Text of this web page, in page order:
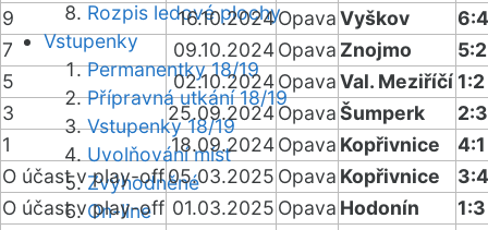
Rozpis ledové plochy
Vstupenky
Permanentky 18/19
Přípravná utkání 18/19
Vstupenky 18/19
Uvolňování míst
Zvýhodněné
On-line
9
16.10.2024OpavaVyškov
6:4
7
09.10.2024Opava Znojmo
5:2
5
02.10.2024OpavaVal. Meziříčí 1:2
3
25.09.2024OpavaŠumperk
2:3
1
18.09.2024Opava Kopřivnice
4:1
O účast v play-off05.03.2025 Opava Kopřivnice
3:4
O účast v play-off 01.03.2025 Opava Hodonín
1:3